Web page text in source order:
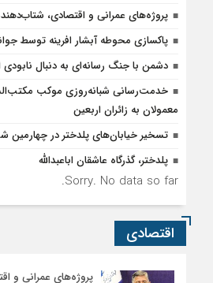
پروژه‌های عمرانی و اقتصادی،
پاکسازی محوطه آبشار افرینه توسط
دشمن با جنگ رسانه‌ای به دنبال نابودی
خدمت‌رسانی شبانه‌روزی موکب
معمولان به زائران اربعین
تسخیر خیابان‌های پلدختر در چهارمین
پلدختر، گذرگاه عاشقان اباعبدالله
Sorry. No data so far.
اقتصادی
پروژه‌های عمرانی و